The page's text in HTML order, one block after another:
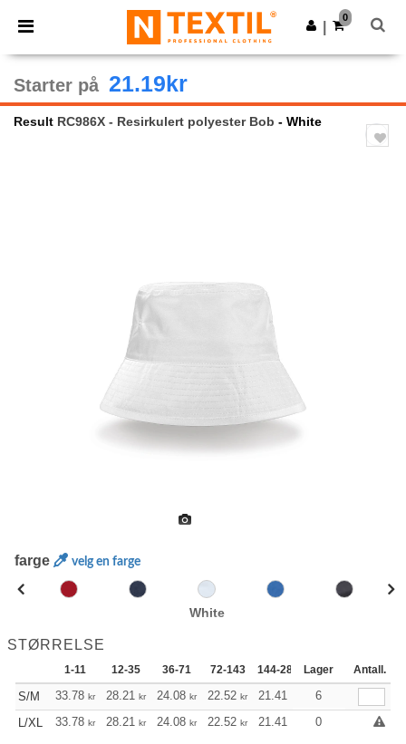
× Ntextil-app
Bedre priser i appen!
Last ned app
0
Starter på 21.19kr
Result RC986X - Resirkulert polyester Bob - White
farge velg en farge
White
STØRRELSE
1-11 12-35 36-71 72-143 144-287 288 + Mer
Lager Antall.
S/M 33.78 kr 28.21 kr 24.08 kr 22.52 kr 21.41 21.19
6
L/XL
33.78 kr 28.21 kr 24.08 kr 22.52 kr 21.41 21.19 +
0